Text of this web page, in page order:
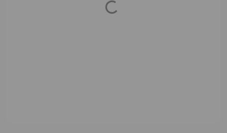
Loading...